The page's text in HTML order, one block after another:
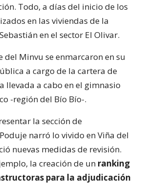
Todo, a días del inicio de los
en las viviendas de la
en el sector El Olivar.
del Minvu se enmarcaron en su
a cargo de la cartera de
llevada a cabo en el gimnasio
-región del Bío Bío-.
la sección de
narró lo vivido en Viña del
nuevas medidas de revisión.
la creación de un ranking
para la adjudicación